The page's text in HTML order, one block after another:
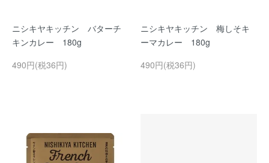
ニシキヤキッチン バターチ
キンカレー 180g
490円(税36円)
ニシキヤキッチン 梅しそキ
ーマカレー 180g
490円(税36円)